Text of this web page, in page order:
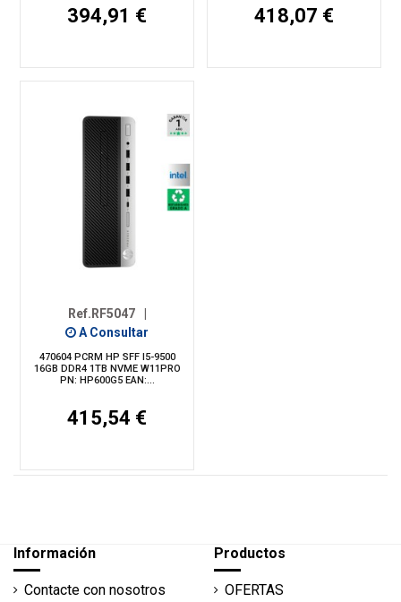
394,91 € 418,07 €
Ref.RF5047
|
A Consultar
470604 PCRM HP SFF I5-9500
16GB DDR4 1TB NVME W11PRO
PN: HP600G5 EAN:...
415,54 €
Información
Contacte con nosotros
Productos
OFERTAS